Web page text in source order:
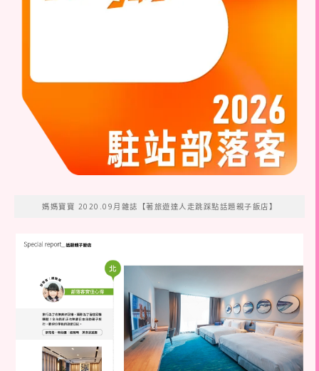
媽媽寶寶 2020.09月雜誌【著旅遊達人走跳踩點話題親子飯店】